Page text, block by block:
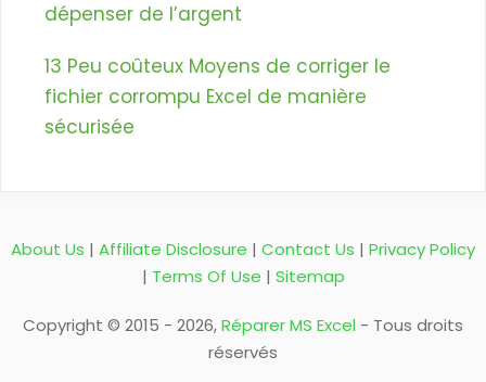
dépenser de l’argent
13 Peu coûteux Moyens de corriger le
fichier corrompu Excel de manière
sécurisée
About Us | Affiliate Disclosure | Contact Us | Privacy Policy
| Terms Of Use | Sitemap
Copyright © 2015 - 2026,Réparer MS Excel - Tous droits
réservés